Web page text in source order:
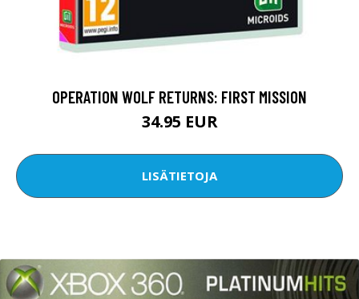
OPERATION WOLF RETURNS: FIRST MISSION
34.95 EUR
LISÄTIETOJA